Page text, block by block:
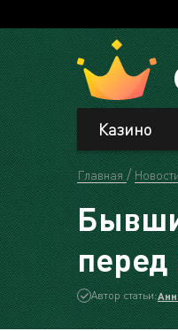
Казино
Главная
перед
Автор статьи: